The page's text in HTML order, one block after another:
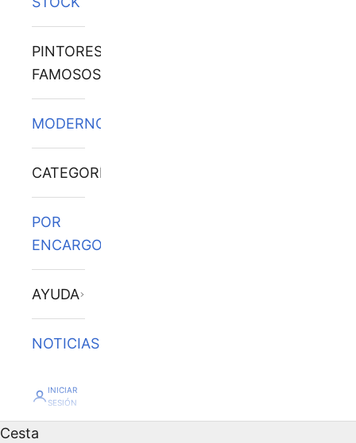
PINTORES
FAMOSOS
MODERNOS
CATEGORÍAS
POR
ENCARGO
AYUDA
NOTICIAS
INICIAR
SESIÓN
Cesta